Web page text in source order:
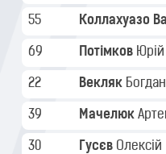
55 Коллахуазо
69 Потімков Юрій
22 Векляк Богдан
39 Мачелюк
30 Гусєв Олексій